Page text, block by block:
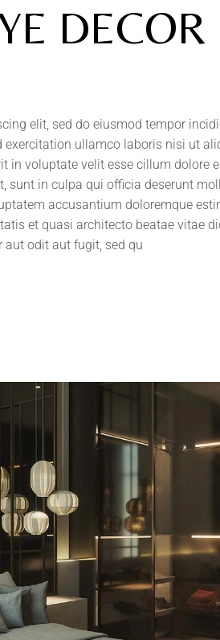
DECOR
elit, sed do eiusmod tempor
ullamco laboris nisi ut
in voluptate velit esse cillum dolore
sunt in culpa qui officia deserunt
accusantium doloremque
et quasi architecto beatae vitae
odit aut fugit, sed qu